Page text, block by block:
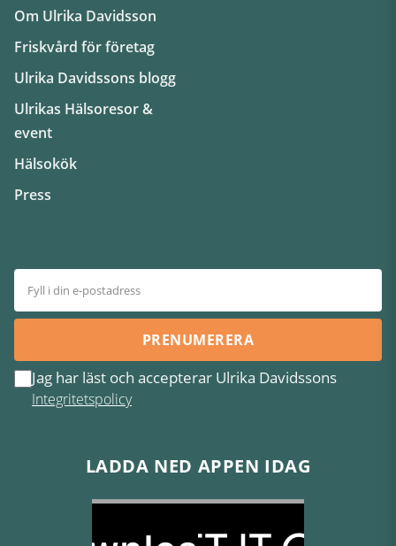
Om Ulrika Davidsson
Friskvård för företag
Ulrika Davidssons blogg
Ulrikas Hälsoresor &
event
Hälsokök
Press
PRENUMERERA
Jag har läst och accepterar Ulrika Davidssons
Integritetspolicy
LADDA NED APPEN IDAG